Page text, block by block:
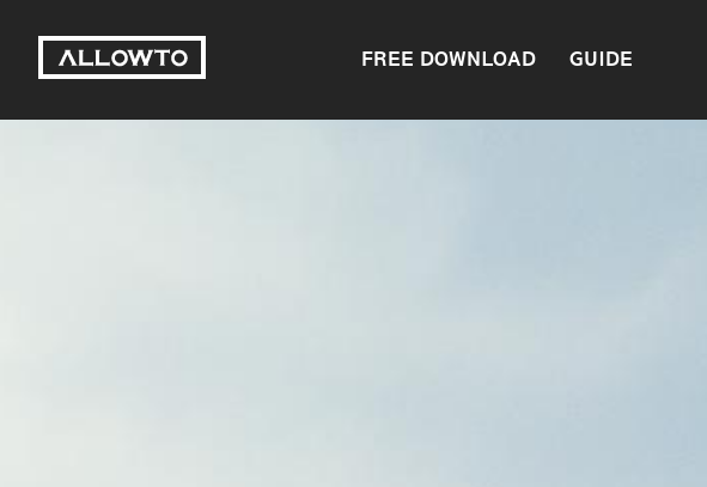
FREE DOWNLOAD GUIDE